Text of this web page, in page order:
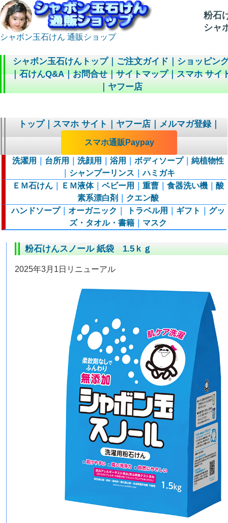
シャボン玉石けん 通販ショップ
粉石
シャ
シャボン玉石けんトップ｜ご注文ガイド｜ショッピン
｜石けんQ&A｜お問合せ｜サイトマップ｜スマホ サイ
｜ヤフー店
トップ｜スマホ サイト｜ヤフー店｜メルマガ登録｜
スマホ通販Paypay
洗濯用 台所用 洗顔用 浴用 ボディソープ｜ 純植物性
シャンプーリンス ｜ハミガキ
ＥＭ石けん
ＥＭ液体｜ ベビー用 重曹 食器洗い機
酸
素系漂白剤
クエン酸
ハンドソープ｜ オーガニック トラベル用 ギフト
グッ
ズ・タオル・書籍
マスク
粉石けんスノール 紙袋 1.5ｋｇ
2025年3月1日リニューアル